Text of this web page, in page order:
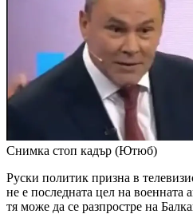
Снимка стоп кадър (Ютюб)
Руски политик призна в
не е последната цел на военната
тя може да се разпростре на